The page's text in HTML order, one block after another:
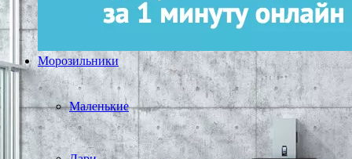
Морозильники
Маленькие